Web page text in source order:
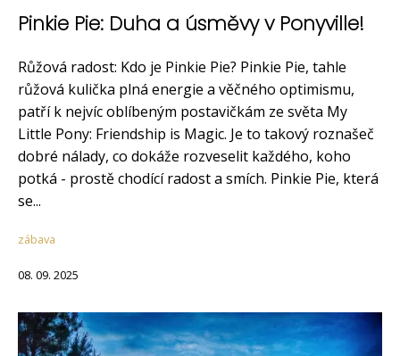
Pinkie Pie: Duha a úsměvy v Ponyville!
Růžová radost: Kdo je Pinkie Pie? Pinkie Pie, tahle
růžová kulička plná energie a věčného optimismu,
patří k nejvíc oblíbeným postavičkám ze světa My
Little Pony: Friendship is Magic. Je to takový roznašeč
dobré nálady, co dokáže rozveselit každého, koho
potká - prostě chodící radost a smích. Pinkie Pie, která
se...
zábava
08. 09. 2025